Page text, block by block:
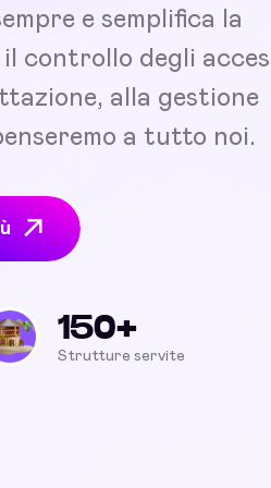
e semplifica la
il controllo degli
alla gestione
a tutto noi.
150+
Strutture servite